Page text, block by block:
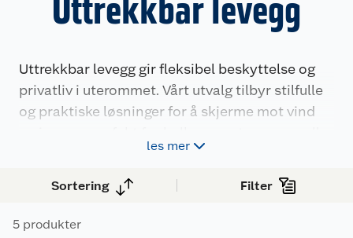
Uttrekkbar levegg
Uttrekkbar levegg gir fleksibel beskyttelse og
privatliv i uterommet. Vårt utvalg tilbyr stilfulle
og praktiske løsninger for å skjerme mot vind
hagen. Finn den ideelle størrelsen og fargen for
å matche ditt uterom, og nyt øyeblikkelig en
mer behagelig og innbydende atmosfære. Enkel
å bruke og rask å trekke ut når du trenger det, og
les mer
Sortering Filter
5 produkter